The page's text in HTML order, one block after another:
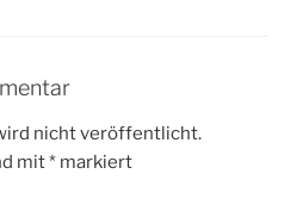
nicht veröffentlicht.
mit* markiert